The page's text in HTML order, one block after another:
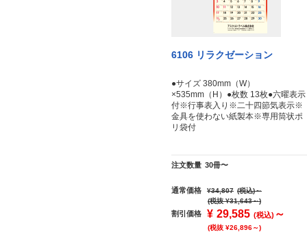
6106 リラクゼーション
●サイズ 380mm（W）
×535mm（H）●枚数 13枚●六曜表示
付※行事表入り※二十四節気表示※
金具を使わない紙製本※専用筒状ポ
リ袋付
注文数量 30冊〜
通常価格 ¥34,807 (税込)～
(税抜 ¥31,643～)
割引価格 ¥ 29,585 (税込) ～
(税抜 ¥26,896～)